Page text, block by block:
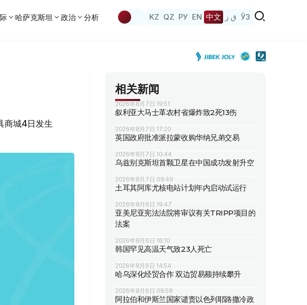
哈萨克斯坦 政治 分析 KZ QZ РУ EN 中文 ق ز ЎЗ
商城4日发生
相关新闻
2026年8月7日 19:51
叙利亚大马士革农村省爆炸致2死13伤
2026年8月7日 17:20
英国政府批准派拉蒙收购华纳兄弟交易
2026年8月7日 10:44
乌兹别克斯坦首颗卫星在中国成功发射升空
2026年8月7日 09:49
土耳其阿库尤核电站计划年内启动试运行
2026年8月6日 19:47
亚美尼亚宪法法院将审议有关TRIPP项目的
法案
2026年8月6日 16:10
韩国罕见高温天气致23人死亡
2026年8月6日 14:54
哈乌深化经贸合作 双边贸易额持续攀升
2026年8月6日 08:58
阿拉伯和伊斯兰国家谴责以色列耶路撒冷政